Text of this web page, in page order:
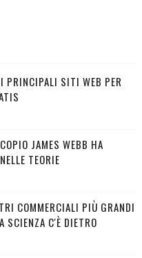
PRINCIPALI SITI WEB PER
JAMES WEBB HA
TEORIE
COMMERCIALI PIÙ GRANDI
SCIENZA C'È DIETRO